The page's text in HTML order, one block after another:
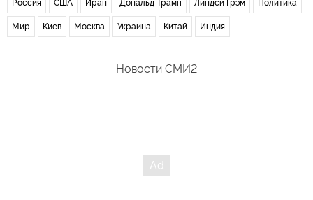
Россия США Иран Дональд Трамп Линдси Грэм Политика
Мир Киев Москва Украина Китай Индия
Новости СМИ2